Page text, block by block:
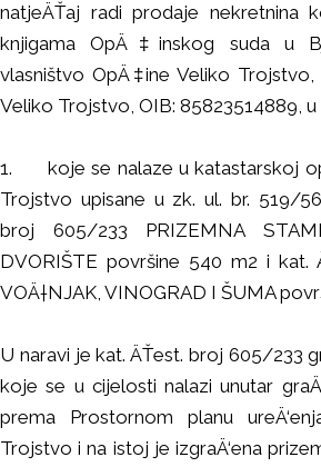
natjeÄŤaj radi prodaje nekretnina
knjigama OpÄ‡inskog suda u
vlasništvo OpÄ‡ine Veliko
Veliko Trojstvo, OIB: 85823514889,
1. koje se nalaze u katastarskoj
Trojstvo upisane u zk. ul. br. 519/
broj 605/233 PRIZEMNA
DVORIŠTE površine 540 m2 i kat.
VOÄ†NJAK, VINOGRAD I ŠUMA
U naravi je kat. ÄŤest. broj 605/233
koje se u cijelosti nalazi unutar
prema Prostornom planu
Trojstvo i na istoj je izgraÄ‘ena